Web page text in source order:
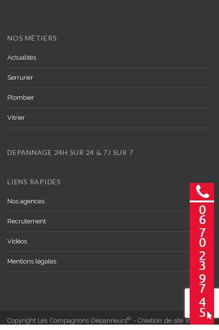
NOS MÉTIERS
Actualités
Serrurier
Plombier
Vitrier
DEPANNAGE 24H SUR 24 & 7J SUR 7
LIENS RAPIDES
Nos agences
Recrutement
Vidéos
Mentions légales
Copyright Les Compagnons Dépanneurs© - Création de site internet :